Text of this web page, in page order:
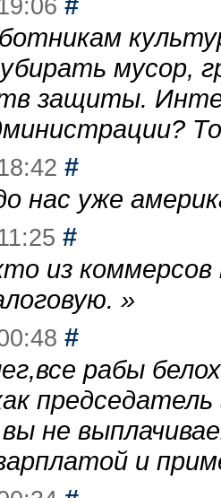
мусор,
защиты.
#
нас уже
#
из
»
#
рабы
не
и